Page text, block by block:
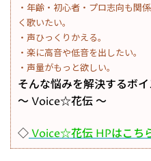
・年齢・初心者・プロ志向も関
く歌いたい。
・声ひっくりかえる。
・楽に高音や低音を出したい。
・声量がもっと欲しい。
そんな悩みを解決するボ
～ Voice☆花伝 ～
◇Voice☆花伝 HPはこち